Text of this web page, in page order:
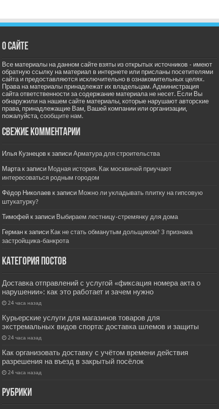
О сайте
Все материалы на данном сайте взяты из открытых источников - имеют
обратную ссылку на материал в интернете или присланы посетителями
сайта и предоставляются исключительно в ознакомительных целях.
Права на материалы принадлежат их владельцам. Администрация
сайта ответственности за содержание материала не несет. Если Вы
обнаружили на нашем сайте материалы, которые нарушают авторские
права, принадлежащие Вам, Вашей компании или организации,
пожалуйста,сообщите нам.
Свежие комментарии
Илья Кузнецов к записиАрматура для строительства
Мартак записи Модная история. Как москвичей приучают
интересоваться родным городом
Фёдор Николаев к записи Можно ли укладывать плитку на гипсовую
штукатурку?
Тимофей к записи Выбираем лестницу-стремянку для дома
Герман к записи Как не стать обманутым дольщиком? 3 признака
застройщика-банкрота
Категория постов
Доставка отправлений с услугой «фиксация номера акта о
нарушении»: как это работает и зачем нужно
24 часа назад
Курьерские услуги для магазинов товаров для
экстремальных видов спорта: доставка шлемов и защиты
24 часа назад
Как организовать доставку с учётом времени действия
разрешения на въезд в закрытый посёлок
24 часа назад
РУбрики